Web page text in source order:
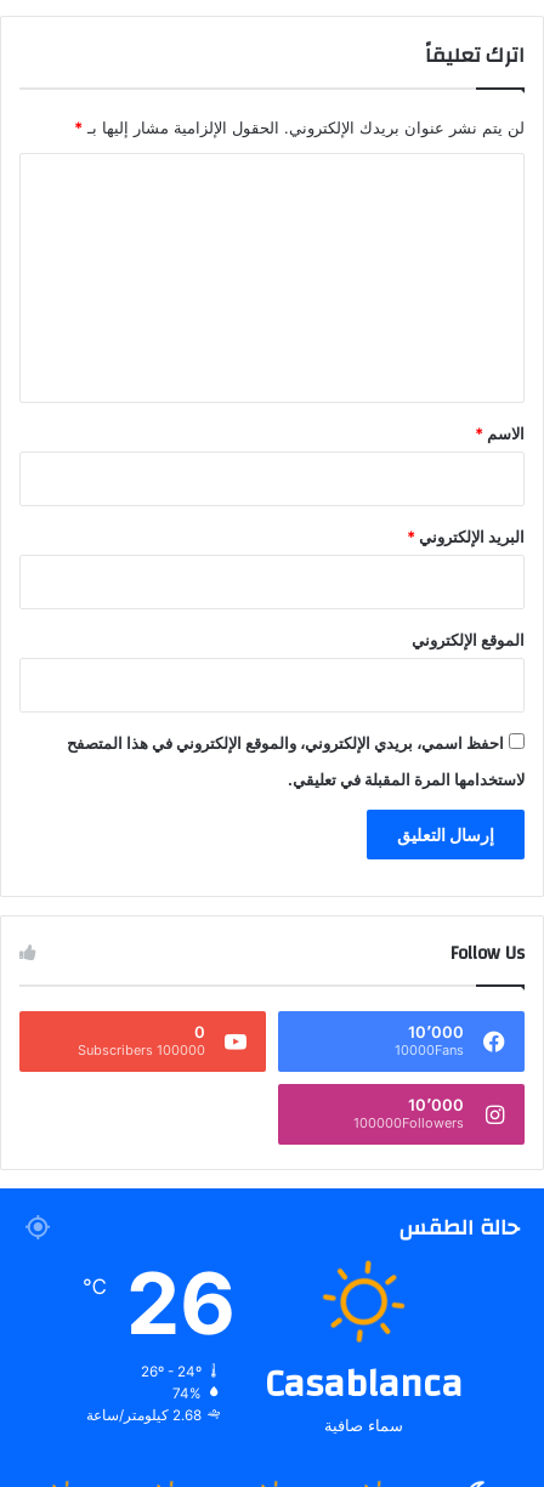
اترك تعليقاً
لن يتم نشر عنوان بريدك الإلكتروني. الحقول الإلزامية مشار إليها بـ*
*
الاسم *
البريد الإلكتروني*
الموقع الإلكتروني
احفظ اسمي، بريدي الإلكتروني، والموقع الإلكتروني في هذا المتصفح
لاستخدامها المرة المقبلة في تعليقي.
Follow Us
10٬000
10000Fans
0
100000 Subscribers
10٬000
100000Followers
حالة الطقس
Casablanca
سماء صافية
26
℃
26º - 24º
74%
2.68 كيلومتر/ساعة